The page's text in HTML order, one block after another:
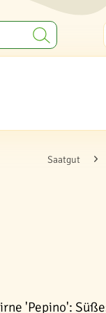
Saatgut
'Pepino':